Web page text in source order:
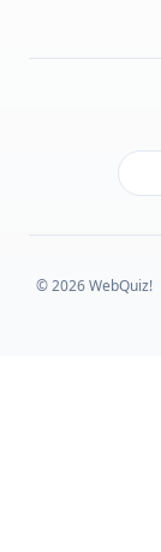
© 2026 WebQuiz!